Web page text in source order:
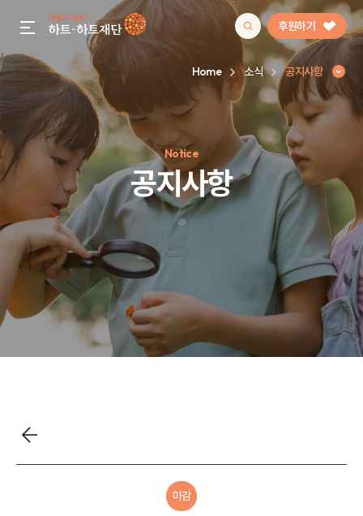
gnb menu open 후원하기
인기 키워드
#정기후원#하트플레이스#캠페인#팬덤후원
Home 소식 공지사항
Notice
공지사항
마감